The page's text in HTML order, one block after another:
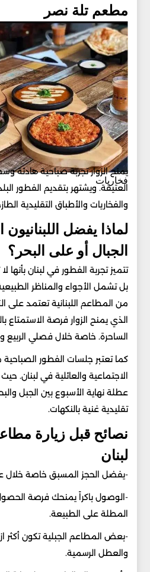
مطعم تلة نصر
فخاريات
يمنح الزوار تجربة صباحية هادئة
العتيقة. ويشتهر بتقديم الفطور
والفخاريات والأطباق التقليدية
لماذا يفضل
الجبال أو على البحر؟
تتميز تجربة الفطور في لبنان
بل تشمل الأجواء والمناظر
من المطاعم اللبنانية تعتمد على
الذي يمنح الزوار فرصة الاستمتاع
الساحرة. خاصة خلال فصلي الربيع
كما تعتبر جلسات الفطور الصباحية
الاجتماعية والعائلية في لبنان.
عطلة نهاية الأسبوع بين الجبل
تقليدية غنية بالنكهات.
نصائح قبل زيارة
لبنان
-يفضل الحجز المسبق خاصة خلال
-الوصول باكراً يمنحك فرصة
المطلة على الطبيعة.
-بعض المطاعم الجبلية تكون
والعطل الرسمية.